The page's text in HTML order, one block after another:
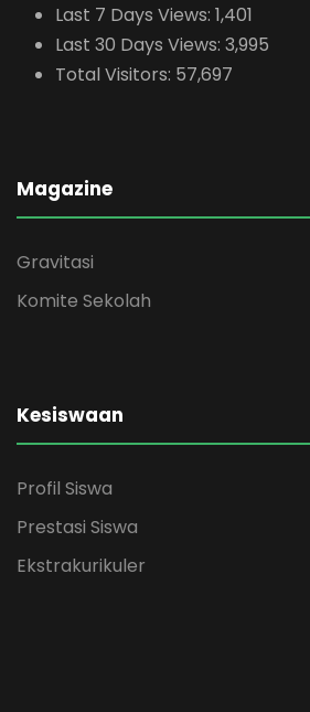
Last 7 Days Views: 1,401
Last 30 Days Views: 3,995
Total Visitors: 57,697
Magazine
Gravitasi
Komite Sekolah
Kesiswaan
Profil Siswa
Prestasi Siswa
Ekstrakurikuler